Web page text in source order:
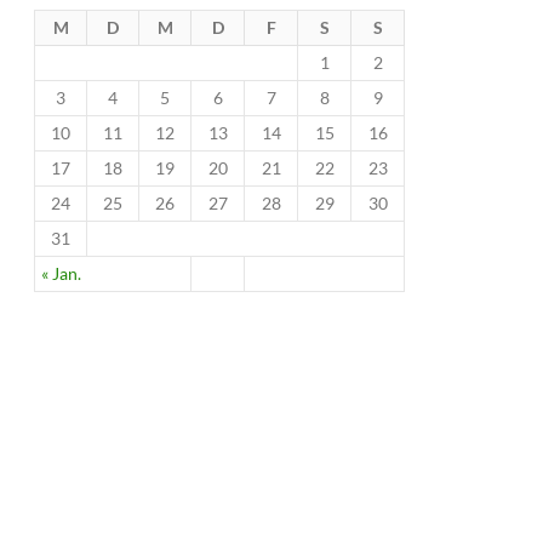
M D M D F S S
« Jan.
1
2
3
4 5 6 7 8
9
10
11 12 13 14 15
16
17
18 19 20 21 22
23
24
25 26 27 28 29
30
31